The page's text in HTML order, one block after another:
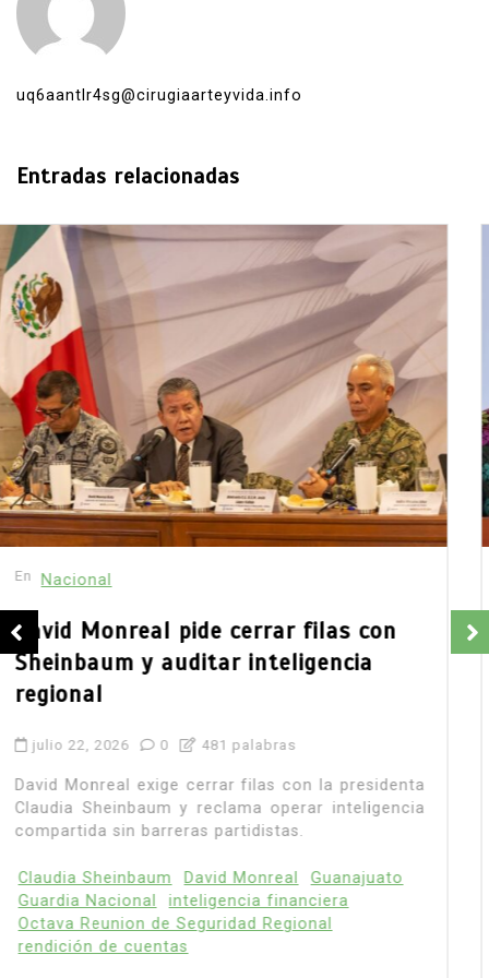
uq6aantlr4sg@cirugiaarteyvida.info
Entradas relacionadas
En Nacional
México y Perú reanudan relaciones
diplomáticas: ¿qué significa el
acuerdo?
agosto 7, 2026 0 1.068 palabra
México y Perú reanudaron relaciones este 7 de
agosto, tras la ruptura por el asilo otorgado a
Betssy Chávez.
Betssy Chávez
Claudia Sheinbaum
Keiko Fujimori
México
México y Perú
Pedro Castillo
Perú relaciones diplomáticas